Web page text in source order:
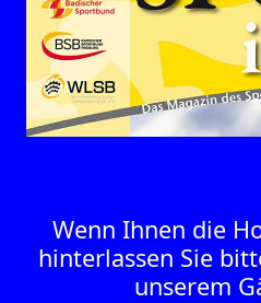
Wenn Ihnen die
hinterlassen Sie
unserem